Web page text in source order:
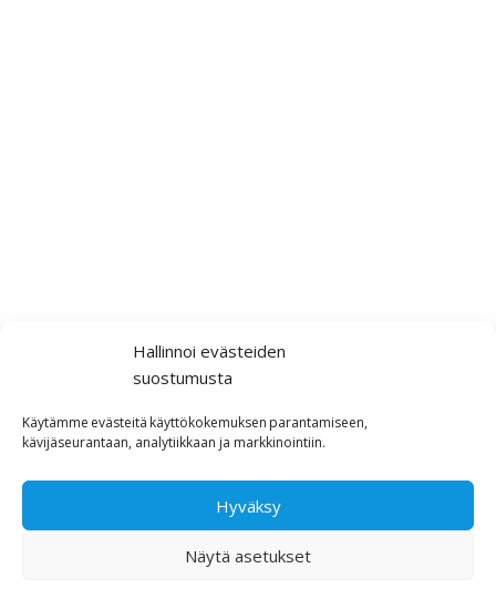
Hallinnoi evästeiden
suostumusta
Käytämme evästeitä käyttökokemuksen parantamiseen,
kävijäseurantaan, analytiikkaan ja markkinointiin.
Hyväksy
Näytä asetukset